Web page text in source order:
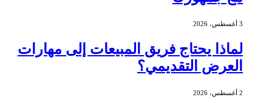
3 أغسطس، 2026
لماذا يحتاج فريق المبيعات إلى مهارات
العرض التقديمي؟
2 أغسطس، 2026